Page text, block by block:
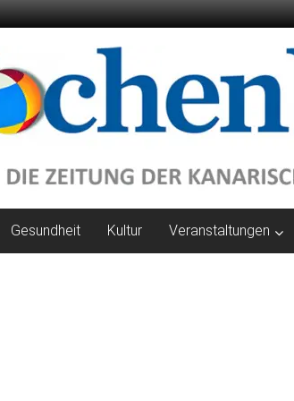
Gesundheit Kultur Veranstaltungen